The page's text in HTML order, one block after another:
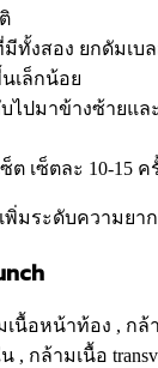
มีทั้งสอง ยกดัมเบ
เล็กน้อย
ไปมาข้างซ้ายแล
ต เซ็ตละ 10-15 ค
พิ่มระดับความยา
นื้อหน้าท้อง , กล้
กล้ามเนื้อ